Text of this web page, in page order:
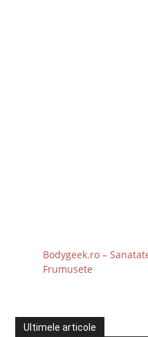
Bodygeek.ro –
Frumusete
Ultimele articole